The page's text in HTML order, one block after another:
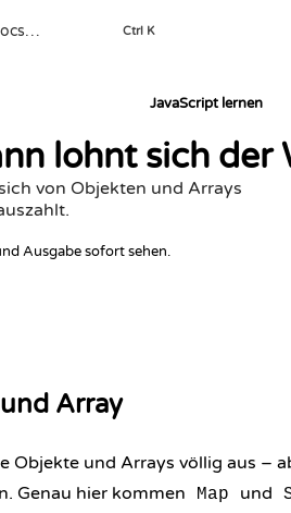
Ctrl K
JavaScript lernen
lohnt sich der
von Objekten und Arrays
Ausgabe sofort sehen.
Array
Objekte und Arrays völlig aus –
Genau hier kommen
Map und